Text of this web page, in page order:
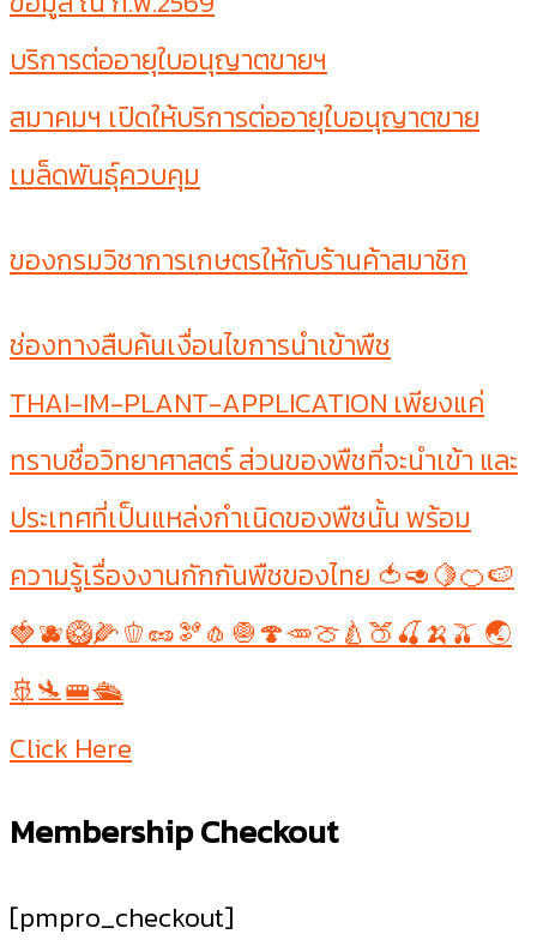
บริการต่ออายุใบอนุญาตขายฯ
สมาคมฯ เปิดให้บริการต่ออายุใบอนุญาตขาย
เมล็ดพันธุ์ควบคุม
ของกรมวิชาการเกษตรให้กับร้านค้าสมาชิก
ช่องทางสืบค้นเงื่อนไขการนำเข้าพืช
THAI-IM-PLANT-APPLICATION เพียงแค่
ทราบชื่อวิทยาศาสตร์ ส่วนของพืชที่จะนำเข้า และ
ประเทศที่เป็นแหล่งกำเนิดของพืชนั้น พร้อม
ความรู้เรื่องงานกักกันพืชของไทย 🍅🥑🍋🍊🍉
🍓🫐🥝🌽🫑🥜🫘🧄🧅🍄🥕🍈🍐🍑🍒🍌🫒 🌏
🚢🛬🚝🛳
Click Here
Membership Checkout
[pmpro_checkout]